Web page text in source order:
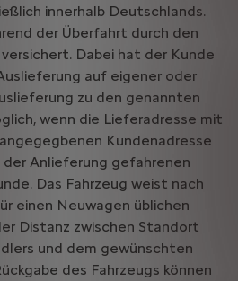
innerhalb Deutschlands.
der Überfahrt durch den
Dabei hat der Kunde
auf eigener oder
zu den genannten
wenn die Lieferadresse mit
Kundenadresse
Anlieferung gefahrenen
Das Fahrzeug weist nach
einen Neuwagen üblichen
Distanz zwischen Standort
und dem gewünschten
des Fahrzeugs können